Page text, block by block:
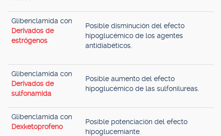
Glibenclamida con
Derivados de
estrógenos
Posible disminución del efecto
hipoglucémico de los agentes
antidiabéticos.
Glibenclamida con
Derivados de
sulfonamida
Posible aumento del efecto
hipoglucémico de las sulfonilureas.
Glibenclamida con
Dexketoprofeno
Posible potenciación del efecto
hipoglucemiante.